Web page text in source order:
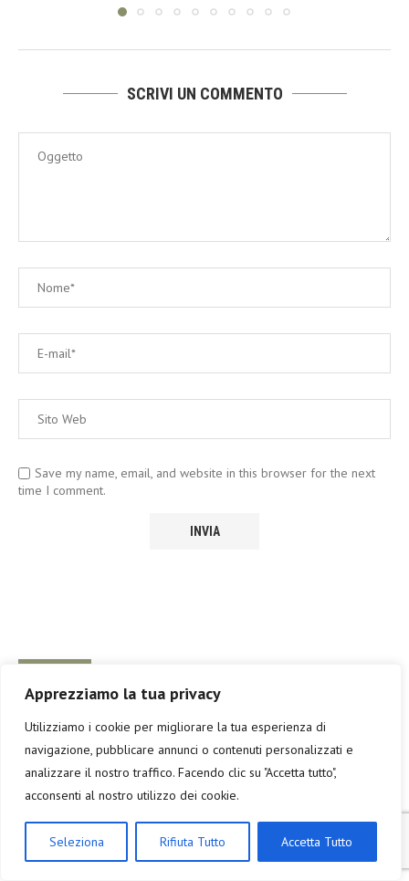
Apprezziamo la tua privacy
Utilizziamo i cookie per migliorare la tua esperienza di
navigazione, pubblicare annunci o contenuti personalizzati e
analizzare il nostro traffico. Facendo clic su "Accetta tutto",
acconsenti al nostro utilizzo dei cookie.
Seleziona Rifiuta Tutto Accetta Tutto
SCRIVI UN COMMENTO
Save my name, email, and website in this browser for the next
time I comment.
Per sapere qualcosa di me...clicca sulla foto
Tutto il resto, anche ciò che si paga una fortuna, prima o poi si
logora e finisce nell'immondizia.